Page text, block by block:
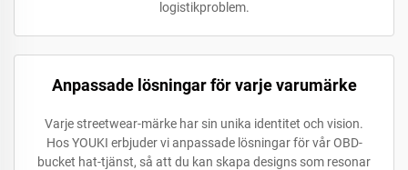
logistikproblem.
Anpassade lösningar för varje varumärke
Varje streetwear-märke har sin unika identitet och vision.
Hos YOUKI erbjuder vi anpassade lösningar för vår OBD-
bucket hat-tjänst, så att du kan skapa designs som resonar